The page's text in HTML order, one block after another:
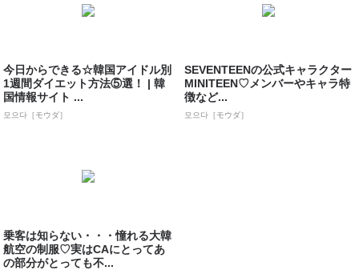
今日からできる☆韓国アイドル別
1週間ダイエット方法⑤選！ | 韓
国情報サイト ...
모으다［モウダ］
SEVENTEENの公式キャラクター
MINITEEN♡メンバーやキャラ特
徴など...
모으다［モウダ］
乗客は知らない・・・憧れる大韓
航空の制服♡実はCAにとってあ
の部分がとっても不...